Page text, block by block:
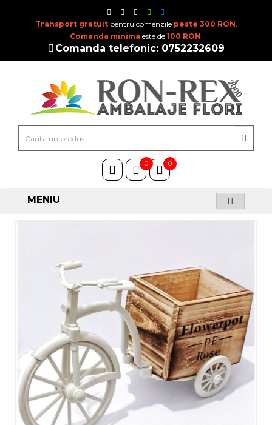
Transport gratuitpentru comenzile peste 300 RON.
Comanda minima este de 100 RON.
Comanda telefonic: 0752232609
0 0
MENIU